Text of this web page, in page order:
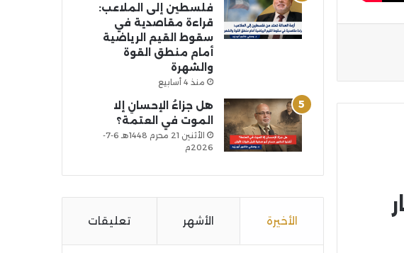
فلسطين إلى الملاعب:
قراءة مقاصدية في
سقوط القيم الرياضية
أمام منطق القوة
والشهرة
منذ 4 أسابيع
هل جزاءُ الإحسانِ إلا
الموت في العتمة؟
الأثنين 21 محرم 1448هـ 6-7-
2026م
الأخيرة الأشهر تعليقات